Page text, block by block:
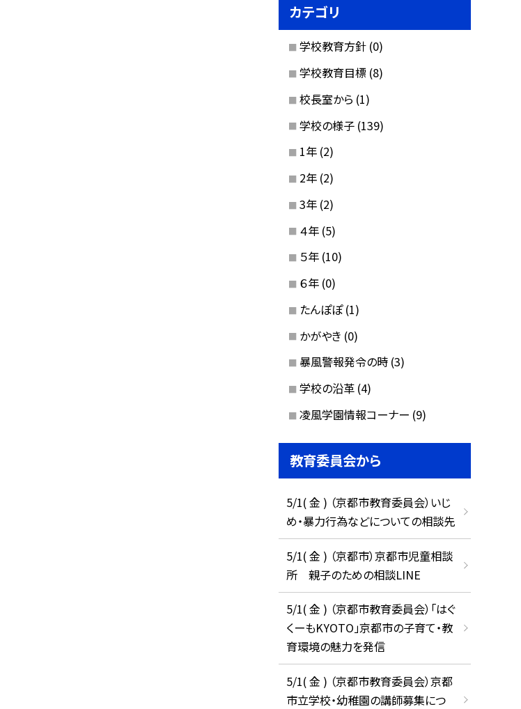
カテゴリ
学校教育方針 (0)
学校教育目標 (8)
校長室から (1)
学校の様子 (139)
1年 (2)
2年 (2)
3年 (2)
４年 (5)
５年 (10)
６年 (0)
たんぽぽ (1)
かがやき (0)
暴風警報発令の時 (3)
学校の沿革 (4)
凌風学園情報コーナー (9)
教育委員会から
5/1( 金 ) （京都市教育委員会）いじ
め・暴力行為などについての相談先
5/1( 金 ) （京都市）京都市児童相談
所 親子のための相談LINE
5/1( 金 ) （京都市教育委員会）「はぐ
くーもKYOTO」京都市の子育て・教
育環境の魅力を発信
5/1( 金 ) （京都市教育委員会）京都
市立学校・幼稚園の講師募集につ